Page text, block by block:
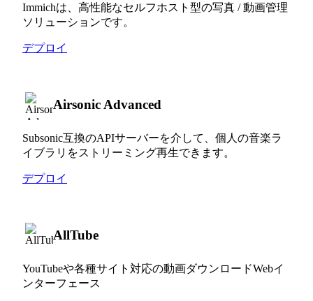
Immichは、高性能なセルフホスト型の写真 / 動画管理
ソリューションです。
デプロイ
Airsonic Advanced
Subsonic互換のAPIサーバーを介して、個人の音楽ラ
イブラリをストリーミング再生できます。
デプロイ
AllTube
YouTubeや各種サイト対応の動画ダウンロードWebイ
ンターフェース